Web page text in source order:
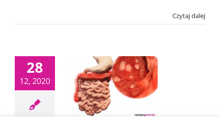
Czytaj dalej
28
12, 2020